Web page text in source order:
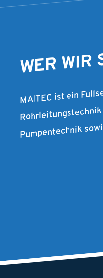
WER WIR
MAITEC ist ein
Pumpentechnik